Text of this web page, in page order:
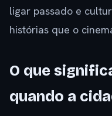
ligar passado e
histórias que o
O que
quando a